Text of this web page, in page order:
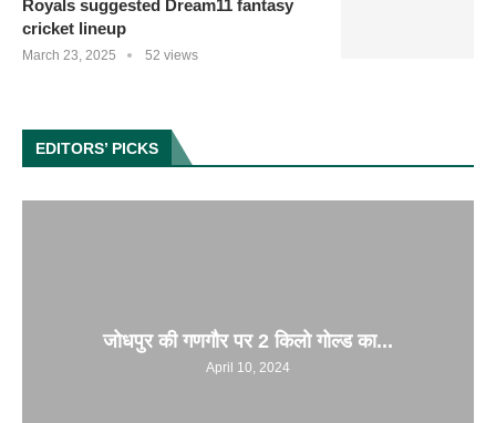
Royals suggested Dream11 fantasy
cricket lineup
March 23, 2025 52 views
EDITORS’ PICKS
जोधपुर की गणगौर पर 2 किलो गोल्ड का...
April 10, 2024